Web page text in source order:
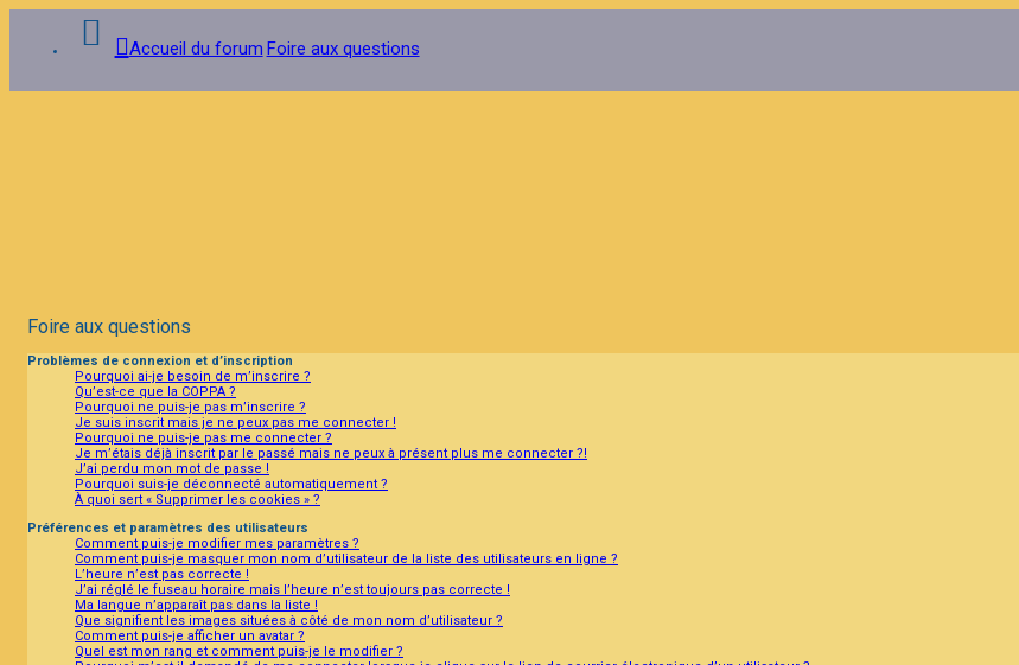
Accueil du forum Foire aux questions
Foire aux questions
Problèmes de connexion et d’inscription
Pourquoi ai-je besoin de m’inscrire ?
Qu’est-ce que la COPPA ?
Pourquoi ne puis-je pas m’inscrire ?
Je suis inscrit mais je ne peux pas me connecter !
Pourquoi ne puis-je pas me connecter ?
Je m’étais déjà inscrit par le passé mais ne peux à présent plus me connecter ?!
J’ai perdu mon mot de passe !
Pourquoi suis-je déconnecté automatiquement ?
À quoi sert « Supprimer les cookies » ?
Préférences et paramètres des utilisateurs
Comment puis-je modifier mes paramètres ?
Comment puis-je masquer mon nom d’utilisateur de la liste des utilisateurs en ligne ?
L’heure n’est pas correcte !
J’ai réglé le fuseau horaire mais l’heure n’est toujours pas correcte !
Ma langue n’apparaît pas dans la liste !
Que signifient les images situées à côté de mon nom d’utilisateur ?
Comment puis-je afficher un avatar ?
Quel est mon rang et comment puis-je le modifier ?